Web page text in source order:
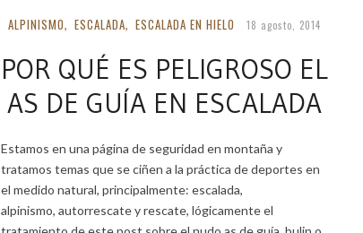
ALPINISMO, ESCALADA, ESCALADA EN HIELO 18 agosto, 2014
POR QUÉ ES PELIGROSO EL
AS DE GUÍA EN ESCALADA
Estamos en una página de seguridad en montaña y
tratamos temas que se ciñen a la práctica de deportes en
el medido natural, principalmente: escalada,
alpinismo, autorrescate y rescate, lógicamente el